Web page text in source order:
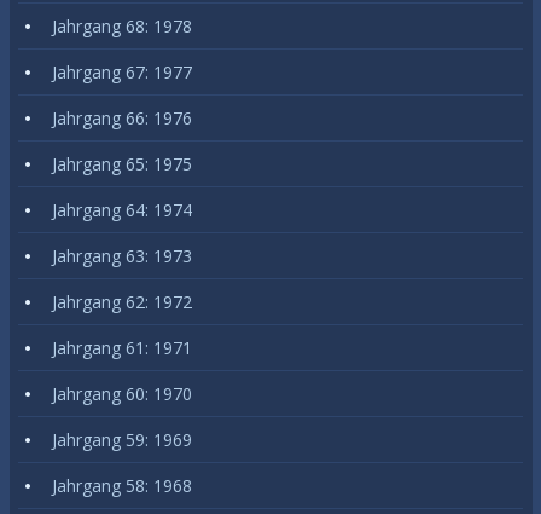
Jahrgang 68: 1978
Jahrgang 67: 1977
Jahrgang 66: 1976
Jahrgang 65: 1975
Jahrgang 64: 1974
Jahrgang 63: 1973
Jahrgang 62: 1972
Jahrgang 61: 1971
Jahrgang 60: 1970
Jahrgang 59: 1969
Jahrgang 58: 1968